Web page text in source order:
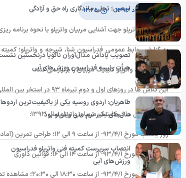
۱۸ خرداد ۱۳۹۳ ۱۲:۲۵
کمیته فنی واترپلو جهت آشنایی مربیان واترپلو با نحوه برنامه
به گزارش روابط عمومی فدراسیون شنا، شیرجه و واترپلو؛
قوانین جدید واترپلو کلینیک مربیان را برگزار می کند.
این کلاس ها در روزهای اول و دوم تیرماه ۹۳ در استخر بین المللی ۹ دی مجموعه ورزشی شهید شیرودی تهران برگزار می شود.
*برنامه کلاس ها در کلینیک مربیان واترپلو سال ۱۳۹۳:
روز یکشنبه مورخ ۹۳/۴/۱- از ساعت ۹ الی ۱۲؛ طراحی تمرین (آماده سازی عمومی)
روز یکشنبه مورخ ۹۳/۴/۱- از ساعت ۱۴ الی ۱۶؛ قوانین داوری
روز یکشنبه مورخ ۹۳/۴/۱- از ساعت ۱۸:۳۰ الی ۲۰:۳۰؛ مشاهده تمرینات ملی
اربعین؛ تجلی ماندگاری راه حق و آزادگی
تصویب پاداش مدال‌آوران ناگویا درنخستین
هیأت رئیسه فدراسیون ورزش‌های آبی
طاهریان: اردوی روسیه یکی از باکیفیت‌ترین
سال‌های اخیر تیم ملی واترپلو بود
انتصاب سرپرست کمیته فنی واترپلو فدراسیون
ورزش‌های آبی